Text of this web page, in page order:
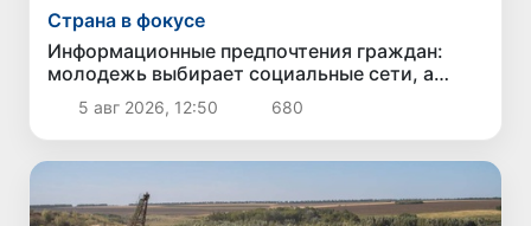
Страна в фокусе
Информационные предпочтения граждан:
молодежь выбирает социальные сети, а
старшее поколение - телевидение
5 авг 2026, 12:50 680